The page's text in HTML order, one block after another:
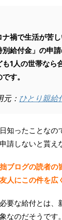
ナ禍で生活が苦
別給付金」の申
も1人の世帯なら
す。
元： ひとり親
知ったことなの
請しないと貰え
ブログの読者の
人にこの件を広
要な給付とは、
なのだそうです。